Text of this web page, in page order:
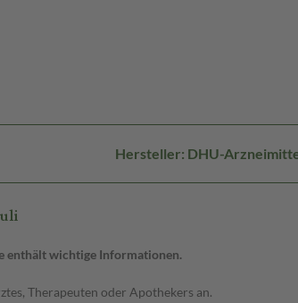
Hersteller: DHU-
enthält wichtige Informationen.
Therapeuten oder Apothekers an.